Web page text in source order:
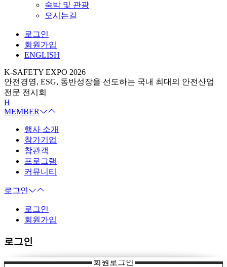
숙박 및 관광
오시는길
로그인
회원가입
ENGLISH
K-SAFETY EXPO 2026
안전경영, ESG, 동반성장을 선도하는 국내 최대의 안전산업
전문 전시회
H
MEMBER
행사 소개
참가기업
참관객
프로그램
커뮤니티
로그인
로그인
회원가입
로그인
회원로그인